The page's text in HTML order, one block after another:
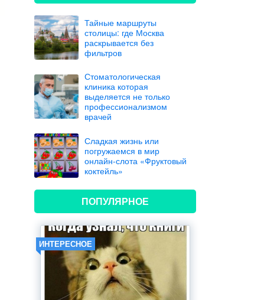
Тайные маршруты
столицы: где Москва
раскрывается без
фильтров
Стоматологическая
клиника которая
выделяется не только
профессионализмом
врачей
Сладкая жизнь или
погружаемся в мир
онлайн-слота «Фруктовый
коктейль»
ПОПУЛЯРНОЕ
ИНТЕРЕСНОЕ